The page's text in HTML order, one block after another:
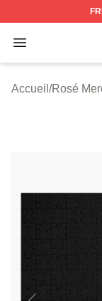
Open menu
Accueil /Rosé